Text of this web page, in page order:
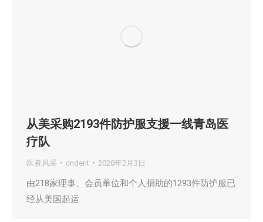
从美采购2193件防护服支援一线青岛医
疗队
医者风采 cndent 2020年2月3日
由218家理事、会员单位和个人捐助的1293件防护服已
经从美国起运